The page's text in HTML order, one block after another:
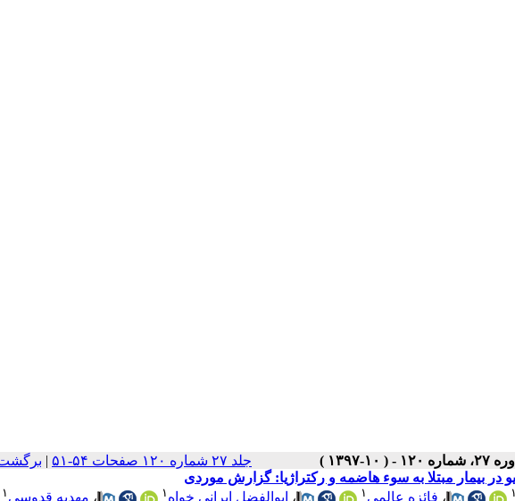
۱۲۰ - ( ۱۰-۱۳۹۷ ) جلد ۲۷ شماره ۱۲۰ صفحات ۵۴-۵۱ |
بیمار مبتلا به سوء هاضمه و رکتراژیا: گزارش موردی
۱ ، فائزه عالمی ۱ ، ابوالفضل ایرانی خواه ۱ ، مهدیه قدوسی ۱